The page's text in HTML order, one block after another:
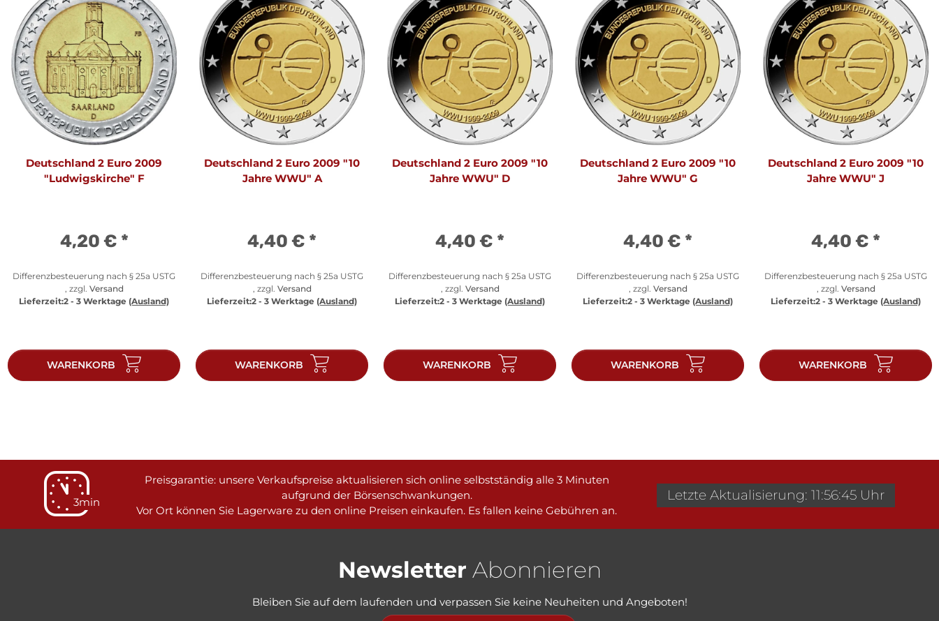
Deutschland 2 Euro 2009
"Ludwigskirche" F
4,20 € *
Differenzbesteuerung nach § 25a USTG
, zzgl. Versand
Lieferzeit:2 - 3 Werktage (Ausland)
WARENKORB
Deutschland 2 Euro 2009 "10
Jahre WWU" A
4,40 € *
Differenzbesteuerung nach § 25a USTG
, zzgl. Versand
Lieferzeit:2 - 3 Werktage (Ausland)
WARENKORB
Deutschland 2 Euro 2009 "10
Jahre WWU" D
4,40 € *
Differenzbesteuerung nach § 25a USTG
, zzgl. Versand
Lieferzeit:2 - 3 Werktage (Ausland)
WARENKORB
Deutschland 2 Euro 2009 "10
Jahre WWU" G
4,40 € *
Differenzbesteuerung nach § 25a USTG
, zzgl. Versand
Lieferzeit:2 - 3 Werktage (Ausland)
WARENKORB
Deutschland 2 Euro 2009 "10
Jahre WWU" J
4,40 € *
Differenzbesteuerung nach § 25a USTG
, zzgl. Versand
Lieferzeit:2 - 3 Werktage (Ausland)
WARENKORB
3min
Preisgarantie: unsere Verkaufspreise aktualisieren sich online selbstständig alle 3 Minuten
aufgrund der Börsenschwankungen.
Vor Ort können Sie Lagerware zu den online Preisen einkaufen. Es fallen keine Gebühren an.
Letzte Aktualisierung: 11:56:45 Uhr
Newsletter Abonnieren
Bleiben Sie auf dem laufenden und verpassen Sie keine Neuheiten und Angeboten!